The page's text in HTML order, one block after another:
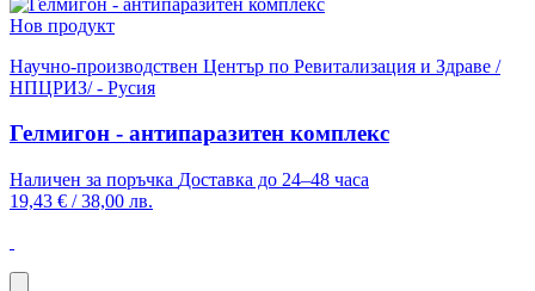
Нов продукт
Научно-производствен Център по Ревитализация и Здраве /
НПЦРИЗ/ - Русия
Гелмигон - антипаразитен комплекс
Наличен за поръчка Доставка до 24–48 часа
19,43 € / 38,00 лв.